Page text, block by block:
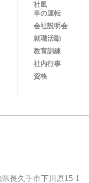
社風
車の運転
会社説明会
就職活動
教育訓練
社内行事
資格
長久手市下川原15-1